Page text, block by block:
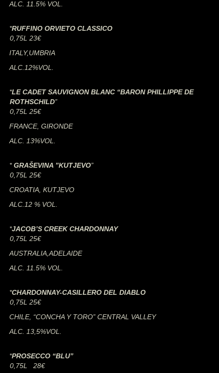
ALC. 11.5% VOL.
*RUFFINO ORVIETO CLASSICO
0,75L 23€
ITALY,UMBRIA
ALC.12%VOL.
*LE CADET SAUVIGNON BLANC “BARON PHILLIPPE DE
ROTHSCHILD”
0,75L 25€
FRANCE, GIRONDE
ALC. 13%VOL.
*GRAŠEVINA ”KUTJEVO”
0,75L 25€
CROATIA, KUTJEVO
ALC.12 % VOL.
*JACOB’S CREEK CHARDONNAY
0,75L 25€
AUSTRALIA,ADELAIDE
ALC. 11.5% VOL.
*CHARDONNAY-CASILLERO DEL DIABLO
0,75L 25€
CHILE, “CONCHA Y TORO” CENTRAL VALLEY
ALC. 13,5%VOL.
*PROSECCO “BLU”
0,75L 28€